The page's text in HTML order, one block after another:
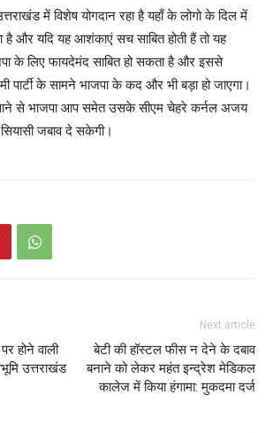
में विशेष योगदान रहा है यहाँ के लोगो के दिल में
और यदि यह आशंकाएं सच साबित होती हैं तो यह
के लिए फायदेमंद साबित हो सकता है और इससे
के सामने भाजपा के कद और भी बड़ा हो जाएगा।
से भाजपा आप समेत उसके सीएम चेहरे कर्नल अजय
जबाव दे सकेगी।
होने वाली
उत्तराखंड
Next article
बेटी की हॉस्टल फीस न देने के दबाव
बनाने को लेकर महंत इन्द्रेश मेडिकल
कालेज में किया हंगामा: मुकदमा दर्ज